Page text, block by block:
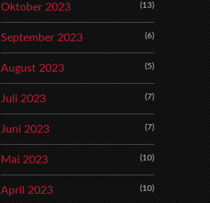
Oktober 2023 (13)
September 2023 (6)
August 2023 (5)
Juli 2023 (7)
Juni 2023 (7)
Mai 2023 (10)
April 2023 (10)